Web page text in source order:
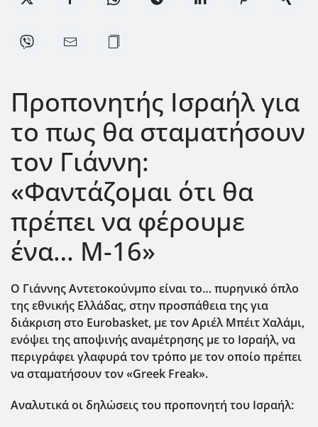
Προπονητής Ισραήλ για
το πως θα σταματήσουν
τον Γιάννη:
«Φαντάζομαι ότι θα
πρέπει να φέρουμε
ένα… M-16»
Ο Γιάννης Αντετοκούνμπο είναι το… πυρηνικό όπλο
της εθνικής Ελλάδας, στην προσπάθεια της για
διάκριση στο Eurobasket, με τον Αριέλ Μπέιτ Χαλάμι,
ενόψει της αποψινής αναμέτρησης με το Ισραήλ, να
περιγράφει γλαφυρά τον τρόπο με τον οποίο πρέπει
να σταματήσουν τον «Greek Freak».
Αναλυτικά οι δηλώσεις του προπονητή του Ισραήλ: